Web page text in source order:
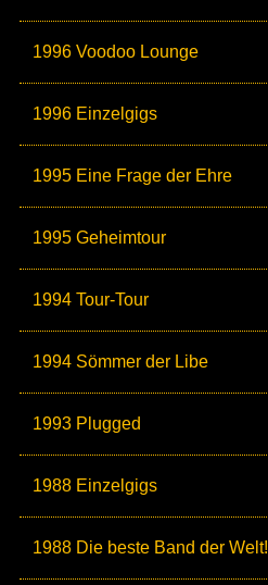
1996 Voodoo Lounge
1996 Einzelgigs
1995 Eine Frage der Ehre
1995 Geheimtour
1994 Tour-Tour
1994 Sömmer der Libe
1993 Plugged
1988 Einzelgigs
1988 Die beste Band der Welt!